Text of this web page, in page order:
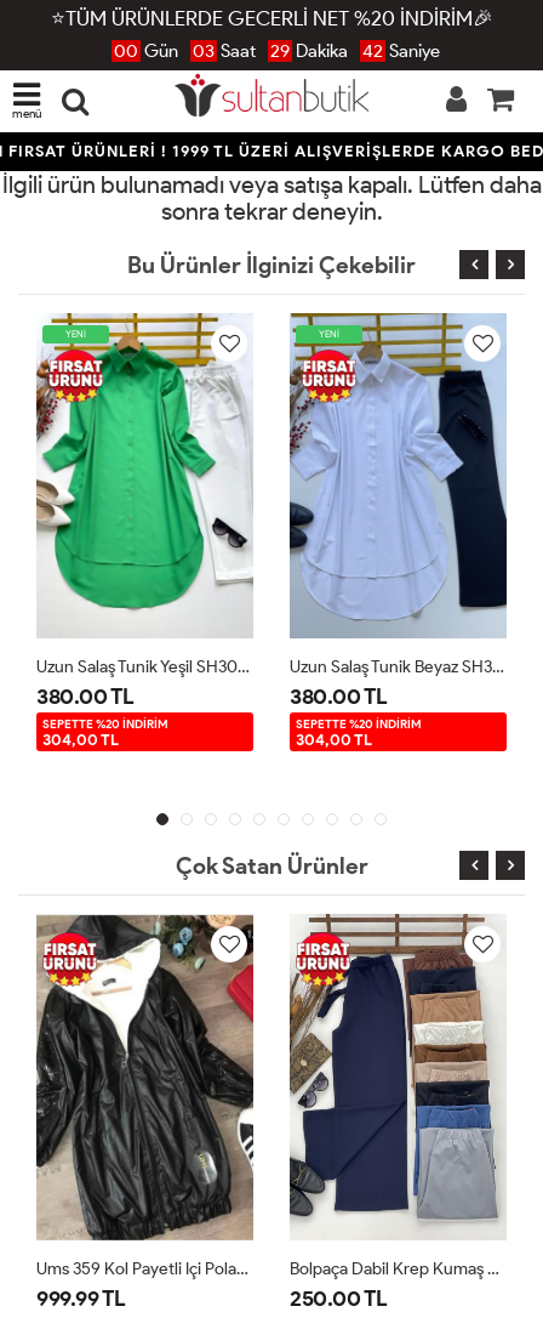
⭐TÜM ÜRÜNLERDE GECERLİ NET %20 İNDİRİM🎉
00 Gün 03 Saat 29 Dakika 42 Saniye
menü
ÜRÜNLERİ ! 1999 TL ÜZERİ ALIŞVERİŞLERDE KARGO
İlgili ürün bulunamadı veya satışa kapalı. Lütfen daha
sonra tekrar deneyin.
Bu Ürünler İlginizi Çekebilir
YENİ
Uzun Salaş Tunik Yeşil SH3092
380.00 TL
SEPETTE %20 İNDİRİM
304,00 TL
YENİ
Uzun Salaş Tunik Beyaz SH3092
380.00 TL
SEPETTE %20 İNDİRİM
304,00 TL
Çok Satan Ürünler
Ums 359 Kol Payetli Içi Polarlı Mont Siyah
999.99 TL
Bolpaça Dabil Krep Kumaş Pantolon Lacivert FİX1591
250.00 TL